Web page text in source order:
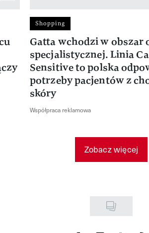
Shopping
Gatta wchodzi w obszar
specjalistycznej. Linia
Sensitive to polska
potrzeby pacjentów z
skóry
Współpraca reklamowa
Zobacz więcej